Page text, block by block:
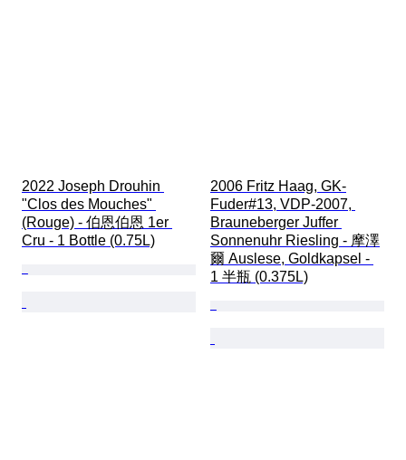
2022 Joseph Drouhin
"Clos des Mouches"
(Rouge) - 伯恩伯恩 1er
Cru - 1 Bottle (0.75L)
2006 Fritz Haag, GK-
Fuder#13, VDP-2007,
Brauneberger Juffer
Sonnenuhr Riesling - 摩澤
爾 Auslese, Goldkapsel -
1 半瓶 (0.375L)